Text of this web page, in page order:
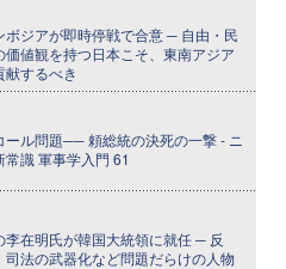
ボジアが即時停戦で合意 ─ 自由・民
価値観を持つ日本こそ、東南アジア
献するべき
ール問題── 頼総統の決死の一撃 - ニ
常識 軍事学入門 61
李在明氏が韓国大統領に就任 ─ 反
司法の武器化など問題だらけの人物